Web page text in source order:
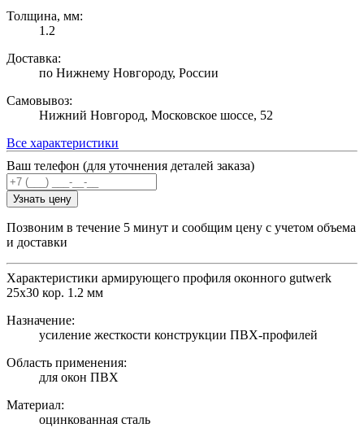
Толщина, мм:
1.2
Доставка:
по Нижнему Новгороду, России
Самовывоз:
Нижний Новгород, Московское шоссе, 52
Все характеристики
Ваш телефон (для уточнения деталей заказа)
Узнать цену
Позвоним в течение 5 минут и сообщим цену с учетом объема
и доставки
Характеристики армирующего профиля оконного gutwerk
25х30 кор. 1.2 мм
Назначение:
усиление жесткости конструкции ПВХ-профилей
Область применения:
для окон ПВХ
Материал:
оцинкованная сталь